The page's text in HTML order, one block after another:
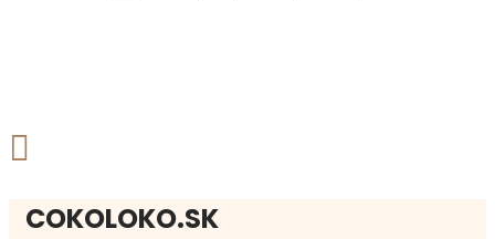
COKOLOKO.SK